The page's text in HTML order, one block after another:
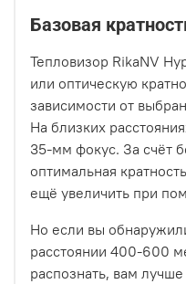
Базовая
Тепловизор RikaNV
или оптическую
зависимости от
На близких
35-мм фокус. За счёт
оптимальная
ещё увеличить при
Но если вы
расстоянии 400-600
распознать, вам